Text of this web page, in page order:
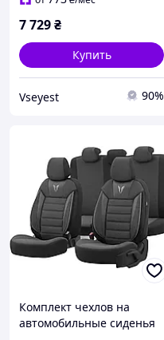
7 729₴
Купить
Vseyest 90%
Комплект чехлов на
автомобильные сиденья